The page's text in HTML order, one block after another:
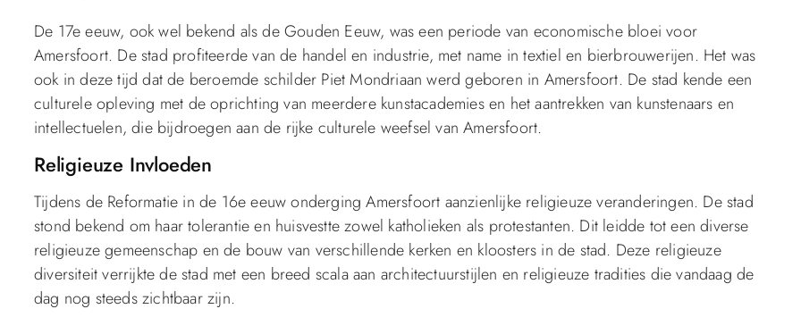
De 17e eeuw, ook wel bekend als de Gouden Eeuw, was een periode van economische bloei voor
Amersfoort. De stad profiteerde van de handel en industrie, met name in textiel en bierbrouwerijen. Het was
ook in deze tijd dat de beroemde schilder Piet Mondriaan werd geboren in Amersfoort. De stad kende een
culturele opleving met de oprichting van meerdere kunstacademies en het aantrekken van kunstenaars en
intellectuelen, die bijdroegen aan de rijke culturele weefsel van Amersfoort.
Religieuze Invloeden
Tijdens de Reformatie in de 16e eeuw onderging Amersfoort aanzienlijke religieuze veranderingen. De stad
stond bekend om haar tolerantie en huisvestte zowel katholieken als protestanten. Dit leidde tot een diverse
religieuze gemeenschap en de bouw van verschillende kerken en kloosters in de stad. Deze religieuze
diversiteit verrijkte de stad met een breed scala aan architectuurstijlen en religieuze tradities die vandaag de
dag nog steeds zichtbaar zijn.